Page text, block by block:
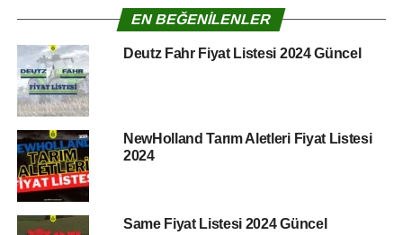
EN BEĞENILENLER
Deutz Fahr Fiyat Listesi 2024 Güncel
NewHolland Tarım Aletleri Fiyat Listesi
2024
Same Fiyat Listesi 2024 Güncel